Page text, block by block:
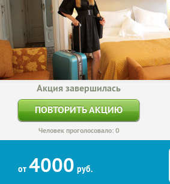
Акция завершилась
ПОВТОРИТЬ АКЦИЮ
Человек проголосовало: 0
от 4000 руб.